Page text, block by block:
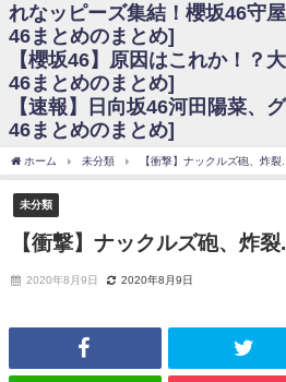
乃木坂46アンテナ / 【櫻坂46】ミーグリ
ギレしてる
乃木坂あんてな ～乃木坂46・欅坂46・
をピックアップ / れなッピーズ集結！櫻坂46
ット！」水曜スタジオ出演決定
日向坂46まとめのまとめ / 【日向坂46】
そう！？
日向坂46まとめのまとめ / 【日向坂46】
そう！？
ハ！』ミーグリ日程がこちら
乃木坂あんてな ～乃木坂46・欅坂46・
をピックアップ / 日向坂46卒業後初共演！佐
欅坂46/日向坂46まとめのまとめ / 『anan
欅坂46/日向坂46まとめのまとめ / 日向坂
日向坂46まとめのまとめ / 【朗報】増田三
wwwwwwwwwwww
れなッピーズ集結！櫻坂46守
46まとめのまとめ]
【櫻坂46】原因はこれか！？
46まとめのまとめ]
【速報】日向坂46河田陽菜、
46まとめのまとめ]
ホーム 未分類 【衝撃】ナックルズ砲、炸裂...
未分類
【衝撃】ナックルズ砲、炸裂
2020年8月9日 2020年8月9日